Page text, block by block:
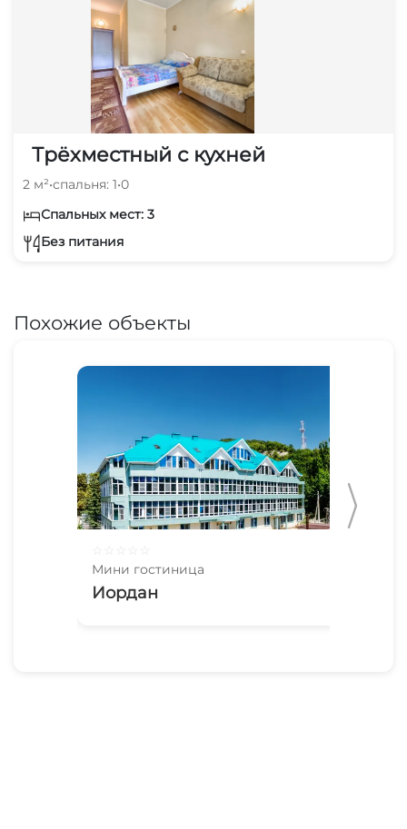
Трёхместный с кухней
2 м²•спальня: 1•0
Спальных мест: 3
Без питания
Похожие объекты
Мини гостиница
Иордан